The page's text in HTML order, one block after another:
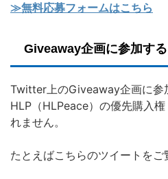
≫無料応募フォームはこちら
Giveaway企画に参加する
Twitter上のGiveaway企画に参
HLP（HLPeace）の優先購入
れません。
たとえばこちらのツイートをご